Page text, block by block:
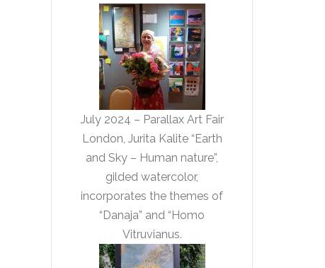
July 2024 – Parallax Art Fair
London, Jurita Kalite “Earth
and Sky – Human nature”,
gilded watercolor,
incorporates the themes of
“Danaja” and “Homo
Vitruvianus.